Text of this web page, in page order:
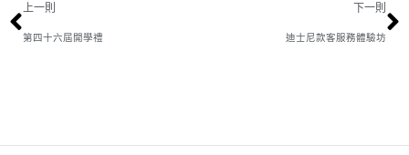
上一則
第四十六屆開學禮
下一則
迪士尼款客服務體驗坊